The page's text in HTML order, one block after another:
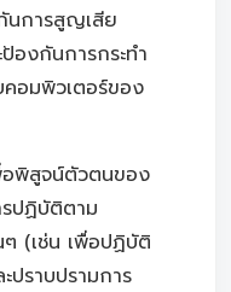
นการสูญเสีย
องกันการกระทำ
คอมพิวเตอร์ของ
อพิสูจน์ตัวตนของ
ปฏิบัติตาม
(เช่น เพื่อปฏิบัติ
ราบปรามการ